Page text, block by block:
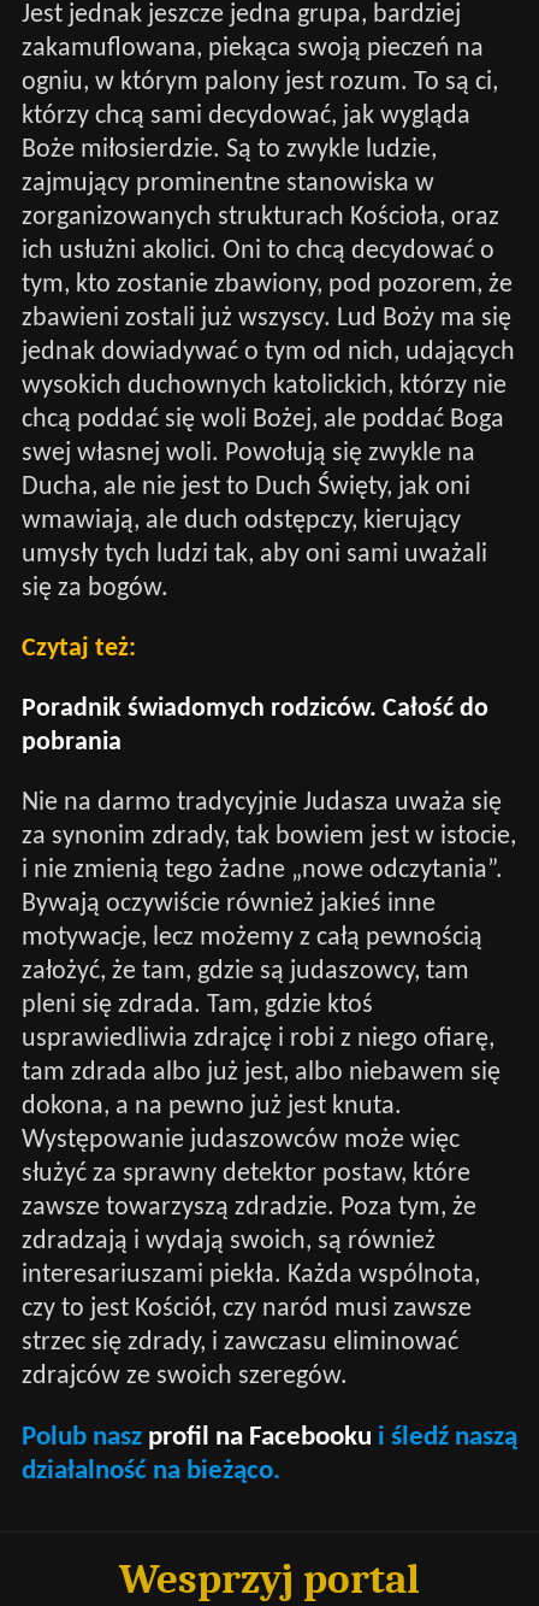
Jest jednak jeszcze jedna grupa, bardziej
zakamuflowana, piekąca swoją pieczeń na
ogniu, w którym palony jest rozum. To są ci,
którzy chcą sami decydować, jak wygląda
Boże miłosierdzie. Są to zwykle ludzie,
zajmujący prominentne stanowiska w
zorganizowanych strukturach Kościoła, oraz
ich usłużni akolici. Oni to chcą decydować o
tym, kto zostanie zbawiony, pod pozorem, że
zbawieni zostali już wszyscy. Lud Boży ma się
jednak dowiadywać o tym od nich, udających
wysokich duchownych katolickich, którzy nie
chcą poddać się woli Bożej, ale poddać Boga
swej własnej woli. Powołują się zwykle na
Ducha, ale nie jest to Duch Święty, jak oni
wmawiają, ale duch odstępczy, kierujący
umysły tych ludzi tak, aby oni sami uważali
się za bogów.
Czytaj też:
Poradnik świadomych rodziców. Całość do
pobrania
Nie na darmo tradycyjnie Judasza uważa się
za synonim zdrady, tak bowiem jest w istocie,
i nie zmienią tego żadne „nowe odczytania”.
Bywają oczywiście również jakieś inne
motywacje, lecz możemy z całą pewnością
założyć, że tam, gdzie są judaszowcy, tam
pleni się zdrada. Tam, gdzie ktoś
usprawiedliwia zdrajcę i robi z niego ofiarę,
tam zdrada albo już jest, albo niebawem się
dokona, a na pewno już jest knuta.
Występowanie judaszowców może więc
służyć za sprawny detektor postaw, które
zawsze towarzyszą zdradzie. Poza tym, że
zdradzają i wydają swoich, są również
interesariuszami piekła. Każda wspólnota,
czy to jest Kościół, czy naród musi zawsze
strzec się zdrady, i zawczasu eliminować
zdrajców ze swoich szeregów.
Polub nasz profil na Facebooku i śledź naszą
działalność na bieżąco.
Wesprzyj portal